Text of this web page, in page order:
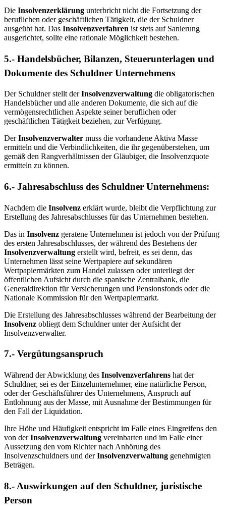
Die Insolvenzerklärung unterbricht nicht die Fortsetzung der
beruflichen oder geschäftlichen Tätigkeit, die der Schuldner
ausgeübt hat. Das Insolvenzverfahren ist stets auf Sanierung
ausgerichtet, sollte eine rationale Möglichkeit bestehen.
5.- Handelsbücher, Bilanzen, Steuerunterlagen und
Dokumente des Schuldner Unternehmens
Der Schuldner stellt derInsolvenzverwaltung die obligatorischen
Handelsbücher und alle anderen Dokumente, die sich auf die
vermögensrechtlichen Aspekte seiner beruflichen oder
geschäftlichen Tätigkeit beziehen, zur Verfügung.
DerInsolvenzverwalter muss die vorhandene Aktiva Masse
ermitteln und die Verbindlichkeiten, die ihr gegenüberstehen, um
gemäß den Rangverhältnissen der Gläubiger, die Insolvenzquote
ermitteln zu können.
6.- Jahresabschluss des Schuldner Unternehmens:
Nachdem die Insolvenz erklärt wurde, bleibt die Verpflichtung zur
Erstellung des Jahresabschlusses für das Unternehmen bestehen.
Das in Insolvenz geratene Unternehmen ist jedoch von der Prüfung
des ersten Jahresabschlusses, der während des Bestehens der
Insolvenzverwaltung erstellt wird, befreit, es sei denn, das
Unternehmen lässt seine Wertpapiere auf sekundären
Wertpapiermärkten zum Handel zulassen oder unterliegt der
öffentlichen Aufsicht durch die spanische Zentralbank, die
Generaldirektion für Versicherungen und Pensionsfonds oder die
Nationale Kommission für den Wertpapiermarkt.
Die Erstellung des Jahresabschlusses während der Bearbeitung der
Insolvenz obliegt dem Schuldner unter der Aufsicht der
Insolvenzverwalter.
7.- Vergütungsanspruch
Während der Abwicklung des Insolvenzverfahrens hat der
Schuldner, sei es der Einzelunternehmer, eine natürliche Person,
oder der Geschäftsführer des Unternehmens, Anspruch auf
Entlohnung aus der Masse, mit Ausnahme der Bestimmungen für
den Fall der Liquidation.
Ihre Höhe und Häufigkeit entspricht im Falle eines Eingreifens den
von derInsolvenzverwaltung vereinbarten und im Falle einer
Aussetzung den vom Richter nach Anhörung des
Insolvenzschuldners und derInsolvenzverwaltung genehmigten
Beträgen.
8.- Auswirkungen auf den Schuldner, juristische
Person